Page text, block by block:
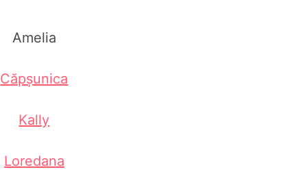
Amelia
Căpșunica
Kally
Loredana